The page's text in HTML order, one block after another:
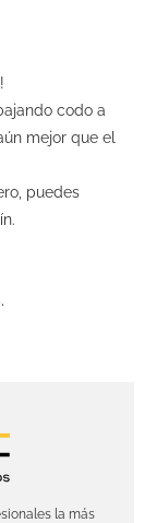
codo a
mejor que el
puedes
la más